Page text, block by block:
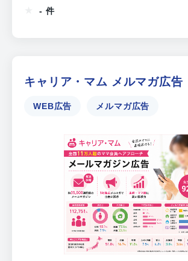
- 件
キャリア・マム メルマガ広告
WEB広告 メルマガ広告